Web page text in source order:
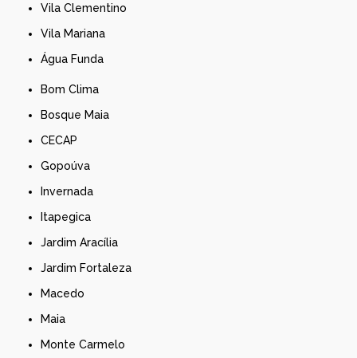
Vila Clementino
Vila Mariana
Água Funda
Bom Clima
Bosque Maia
CECAP
Gopoúva
Invernada
Itapegica
Jardim Aracília
Jardim Fortaleza
Macedo
Maia
Monte Carmelo